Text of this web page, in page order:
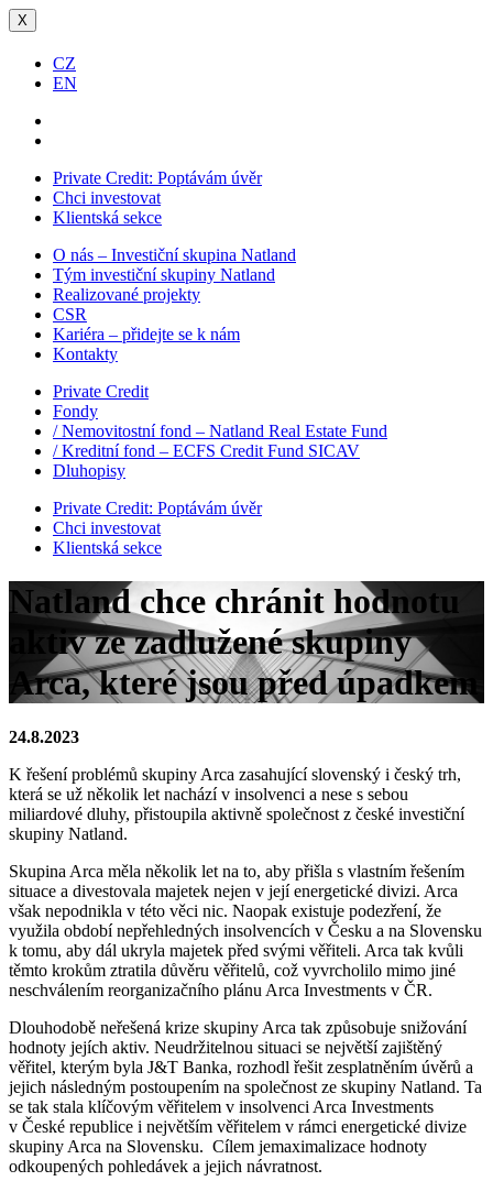
X
CZ
EN
Private Credit: Poptávám úvěr
Chci investovat
Klientská sekce
O nás – Investiční skupina Natland
Tým investiční skupiny Natland
Realizované projekty
CSR
Kariéra – přidejte se k nám
Kontakty
Private Credit
Fondy
/ Nemovitostní fond – Natland Real Estate Fund
/ Kreditní fond – ECFS Credit Fund SICAV
Dluhopisy
Private Credit: Poptávám úvěr
Chci investovat
Klientská sekce
Natland chce chránit hodnotu
aktiv ze zadlužené skupiny
Arca, které jsou před úpadkem
24.8.2023
K řešení problémů skupiny Arca zasahující slovenský i český trh,
která se už několik let nachází v insolvenci a nese s sebou
miliardové dluhy, přistoupila aktivně společnost z české investiční
skupiny Natland.
Skupina Arca měla několik let na to, aby přišla s vlastním řešením
situace a divestovala majetek nejen v její energetické divizi. Arca
však nepodnikla v této věci nic. Naopak existuje podezření, že
využila období nepřehledných insolvencích v Česku a na Slovensku
k tomu, aby dál ukryla majetek před svými věřiteli. Arca tak kvůli
těmto krokům ztratila důvěru věřitelů, což vyvrcholilo mimo jiné
neschválením reorganizačního plánu Arca Investments v ČR.
Dlouhodobě neřešená krize skupiny Arca tak způsobuje snižování
hodnoty jejích aktiv. Neudržitelnou situaci se největší zajištěný
věřitel, kterým byla J&T Banka, rozhodl řešit zesplatněním úvěrů a
jejich následným postoupením na společnost ze skupiny Natland. Ta
se tak stala klíčovým věřitelem v insolvenci Arca Investments
v České republice i největším věřitelem v rámci energetické divize
skupiny Arca na Slovensku. Cílem jemaximalizace hodnoty
odkoupených pohledávek a jejich návratnost.